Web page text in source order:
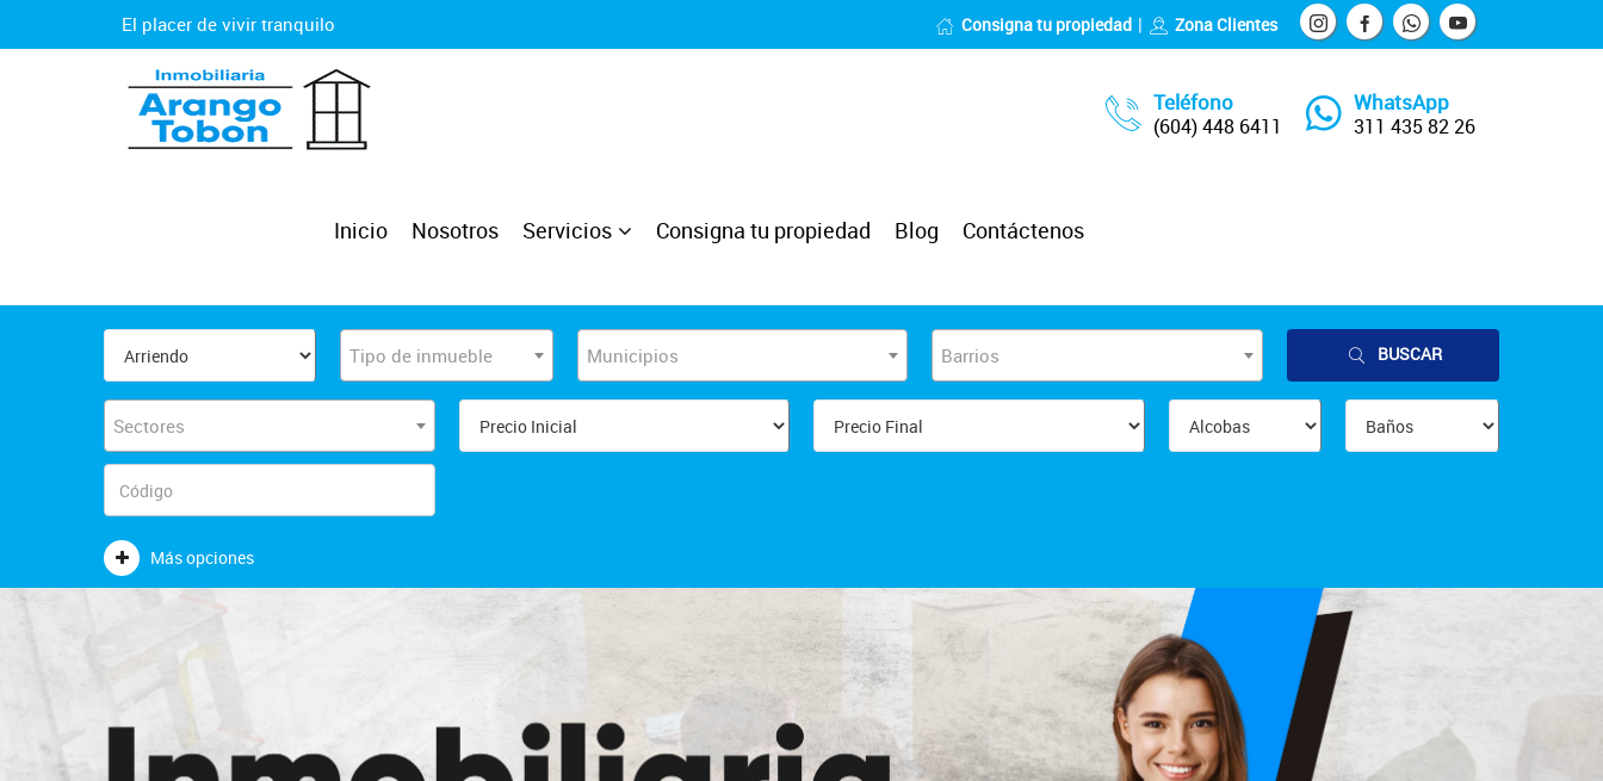
El placer de vivir tranquilo Consigna tu propiedad Zona Clientes
Teléfono
(604) 448 6411
WhatsApp
311 435 82 26
Inicio Nosotros Servicios Consigna tu propiedad Blog Contáctenos
Tipo de inmueble Municipios Barrios BUSCAR
Sectores
Más opciones